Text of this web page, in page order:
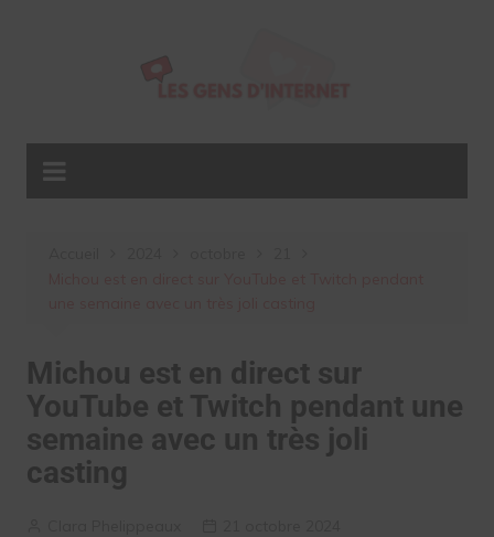
Michou est en direct sur
YouTube et Twitch pendant une
semaine avec un très joli
casting